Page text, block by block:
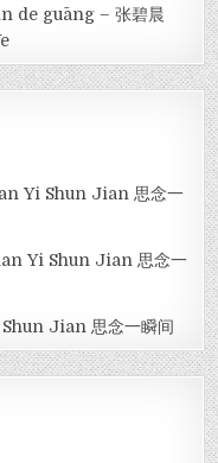
de guāng – 张碧晨
Yi Shun Jian 思念一
Yi Shun Jian 思念一
Jian 思念一瞬间